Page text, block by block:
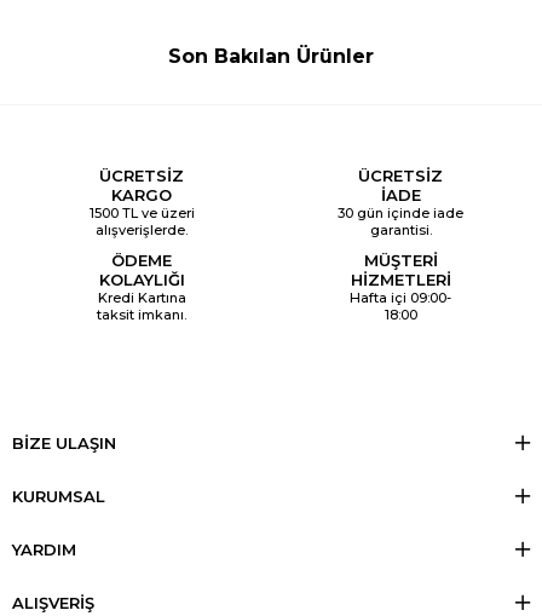
Son Bakılan Ürünler
ÜCRETSİZ
KARGO
1500 TL ve üzeri
alışverişlerde.
ÜCRETSİZ
İADE
30 gün içinde iade
garantisi.
ÖDEME
KOLAYLIĞI
Kredi Kartına
taksit imkanı.
MÜŞTERİ
HİZMETLERİ
Hafta içi 09:00-
18:00
BİZE ULAŞIN
KURUMSAL
YARDIM
ALIŞVERİŞ